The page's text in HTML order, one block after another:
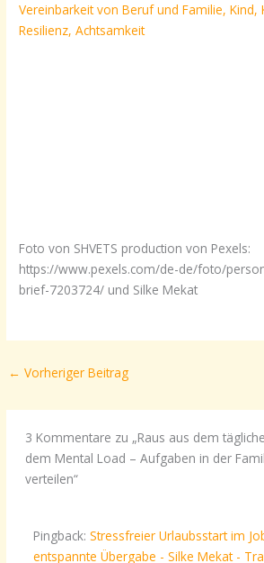
Foto von SHVETS production von Pexels:
https://www.pexels.com/de-de/foto/
brief-7203724/ und Silke Mekat
← Vorheriger Beitrag
3 Kommentare zu „Raus aus dem
dem Mental Load – Aufgaben in der
verteilen“
Pingback: Stressfreier Urlaubsstart im
entspannte Übergabe - Silke Mekat -